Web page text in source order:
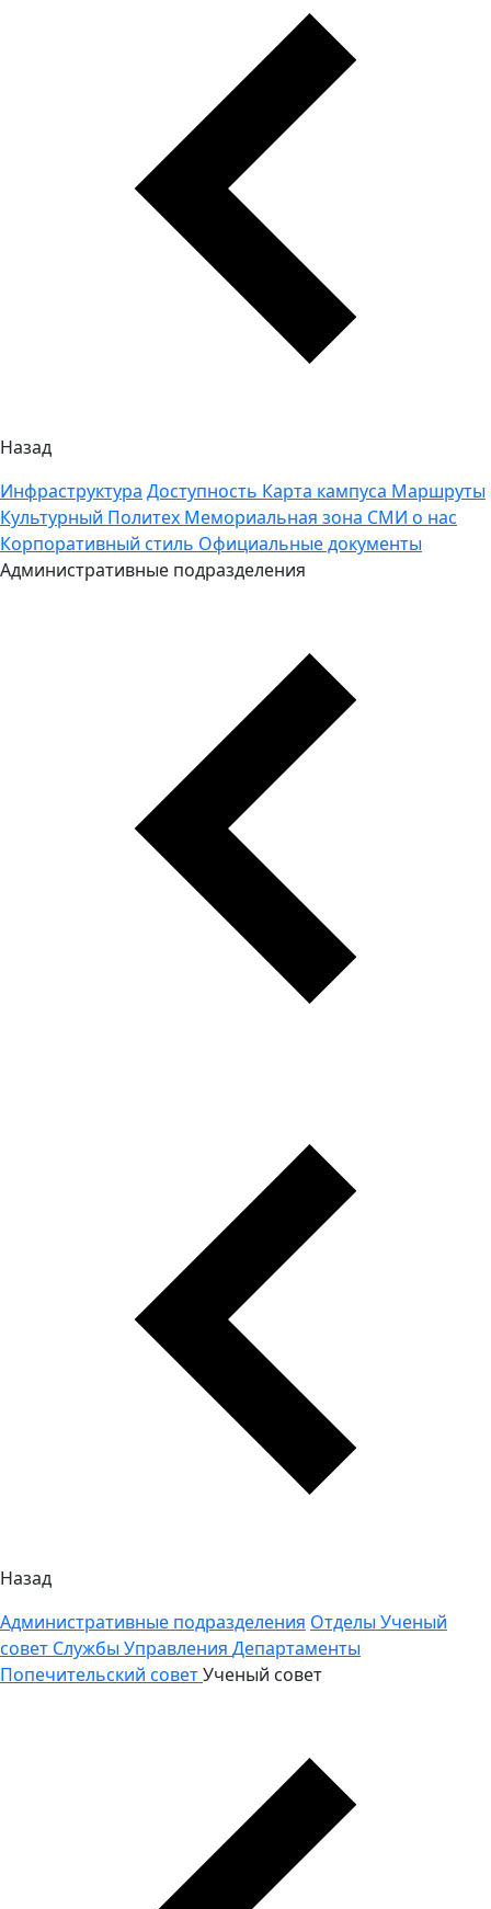
Назад
Инфраструктура Доступность Карта кампуса Маршруты
Культурный Политех Мемориальная зона СМИ о нас
Корпоративный стиль Официальные документы
Административные подразделения
Назад
Административные подразделения Отделы Ученый
совет Службы Управления Департаменты
Попечительский советУченый совет